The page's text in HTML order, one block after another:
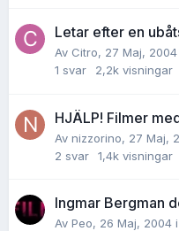
Letar efter en
Av Citro, 27 Maj, 2004
1 svar 2,2k visningar
HJÄLP! Filmer
Av nizzorino, 27 Maj,
2 svar 1,4k visningar
Ingmar Bergman
Av Peo, 26 Maj, 2004 i